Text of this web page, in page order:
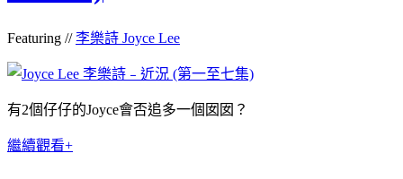
Featuring //李樂詩 Joyce Lee
有2個仔仔的Joyce會否追多一個囡囡？
繼續觀看+